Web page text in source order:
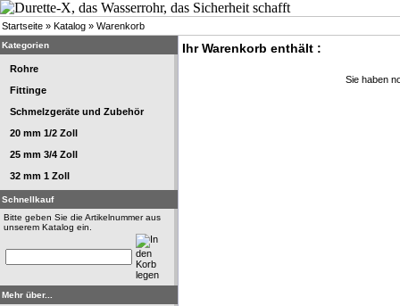
Startseite » Katalog » Warenkorb
Kategorien
Rohre
Fittinge
Schmelzgeräte und Zubehör
20 mm 1/2 Zoll
25 mm 3/4 Zoll
32 mm 1 Zoll
Schnellkauf
Bitte geben Sie die Artikelnummer aus
unserem Katalog ein.
Mehr über...
Ihr Warenkorb enthält :
Sie haben